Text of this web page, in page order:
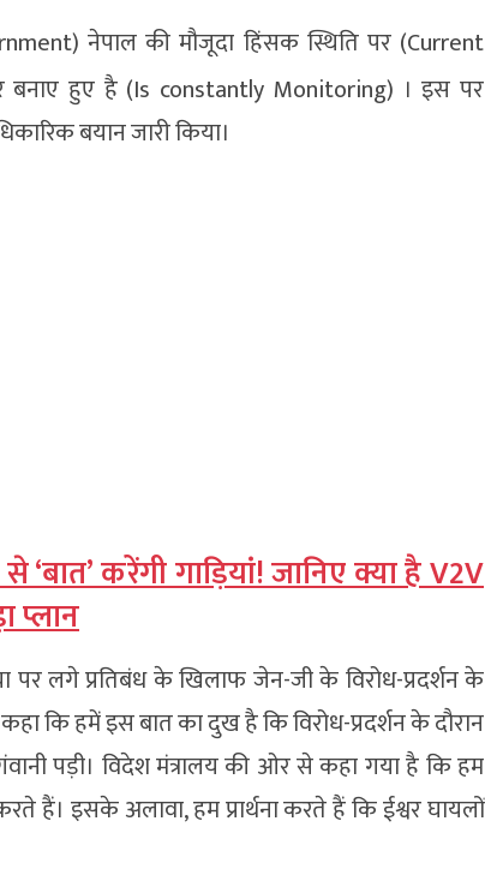
नेपाल की मौजूदा हिंसक स्थिति पर (Current
हुए है (Is constantly Monitoring) । इस पर
बयान जारी किया।
करेंगी गाड़ियां! जानिए क्या है V2V
प्लान
पर लगे प्रतिबंध के खिलाफ जेन-जी के विरोध-प्रदर्शन के
कि हमें इस बात का दुख है कि विरोध-प्रदर्शन के दौरान
पड़ी। विदेश मंत्रालय की ओर से कहा गया है कि हम
हैं। इसके अलावा, हम प्रार्थना करते हैं कि ईश्वर घायलों